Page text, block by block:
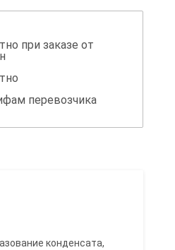
при заказе от
перевозчика
конденсата,